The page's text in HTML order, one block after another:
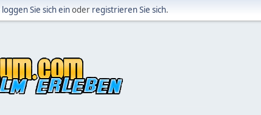
loggen Sie sich einoder registrieren Sie sich.